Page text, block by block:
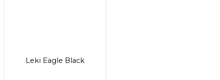
Leki Eagle Black